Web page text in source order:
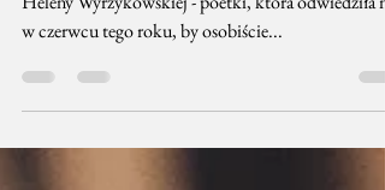
Tuż przed Świętami dotarły do nas prezenty od pani
w czerwcu tego roku, by osobiście...